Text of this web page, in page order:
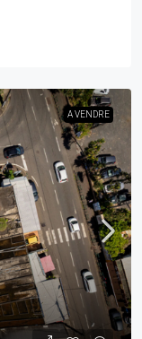
A VENDRE